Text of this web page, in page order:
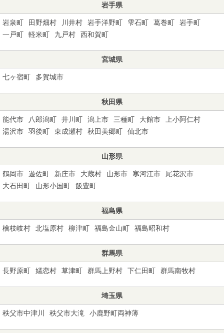
岩手県
岩泉町 田野畑村 川井村 岩手洋野町 雫石町 葛巻町
岩手町
一戸町
軽米町 九戸村 西和賀町
宮城県
七ヶ宿町 多賀城市
秋田県
能代市 八郎潟町 井川町 潟上市 三種町 大館市
上小阿仁村
湯沢市
羽後町 東成瀬村 秋田美郷町 仙北市
山形県
鶴岡市 遊佐町 新庄市 大蔵村 山形市 寒河江市
尾花沢市
大石田町
山形小国町 飯豊町
福島県
檜枝岐村 北塩原村 柳津町 福島金山町 福島昭和村
群馬県
長野原町 嬬恋村 草津町 群馬上野村 下仁田町 群馬南牧村
埼玉県
秩父市中津川 秩父市大滝 小鹿野町両神薄